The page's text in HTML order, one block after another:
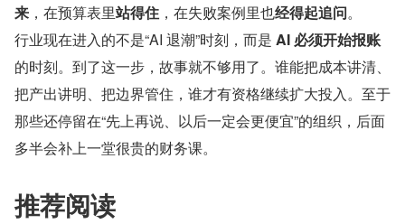
来 ​，在预算表里​站得住 ​，在失败案例里也​经得起追问​。
行业现在进入的不是“AI 退潮”时刻，而是 AI 必须开始报账
的时刻。到了这一步，故事就不够用了。谁能把成本讲清、
把产出讲明、把边界管住，谁才有资格继续扩大投入。至于
那些还停留在“先上再说、以后一定会更便宜”的组织，后面
多半会补上一堂很贵的财务课。
推荐阅读